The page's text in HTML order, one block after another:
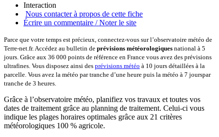
Interaction
Nous contacter à propos de cette fiche
Écrire un commentaire / Noter le site
Parce que votre temps est précieux, connectez-vous sur l’observatoire météo de
Terre-net.fr. Accédez au bulletin de prévisions météorologiques national à 5
jours. Grâce aux 36 000 points de référence en France vous avez des prévisions
ultrafines. Vous disposez ainsi des prévisions météo à 10 jours détaillées à la
parcelle. Vous avez la météo par tranche d’une heure puis la météo à 7 jourspar
tranche de 3 heures.
Grâce à l’observatoire météo, planifiez vos travaux et toutes vos
dates de traitement grâce au planning de traitement. Celui-ci vous
indique les plages horaires optimales grâce aux 21 critères
météorologiques 100 % agricole.